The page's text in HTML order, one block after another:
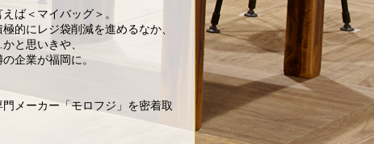
ば＜マイバッグ＞。
的にレジ袋削減を進めるなか、
と思いきや、
企業が福岡に。
メーカー「モロフジ」を密着取